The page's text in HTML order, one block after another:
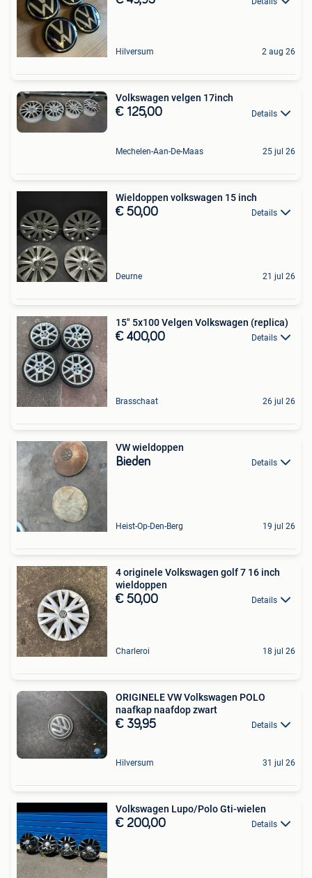
Hilversum 2 aug 26
Volkswagen velgen 17inch
€ 125,00 Details
Mechelen-Aan-De-Maas 25 jul 26
Wieldoppen volkswagen 15 inch
€ 50,00 Details
Deurne 21 jul 26
15" 5x100 Velgen Volkswagen (replica)
€ 400,00 Details
Brasschaat 26 jul 26
VW wieldoppen
Bieden Details
Heist-Op-Den-Berg 19 jul 26
4 originele Volkswagen golf 7 16 inch
wieldoppen
€ 50,00 Details
Charleroi 18 jul 26
ORIGINELE VW Volkswagen POLO
naafkap naafdop zwart
€ 39,95 Details
Hilversum 31 jul 26
Volkswagen Lupo/Polo Gti-wielen
€ 200,00 Details